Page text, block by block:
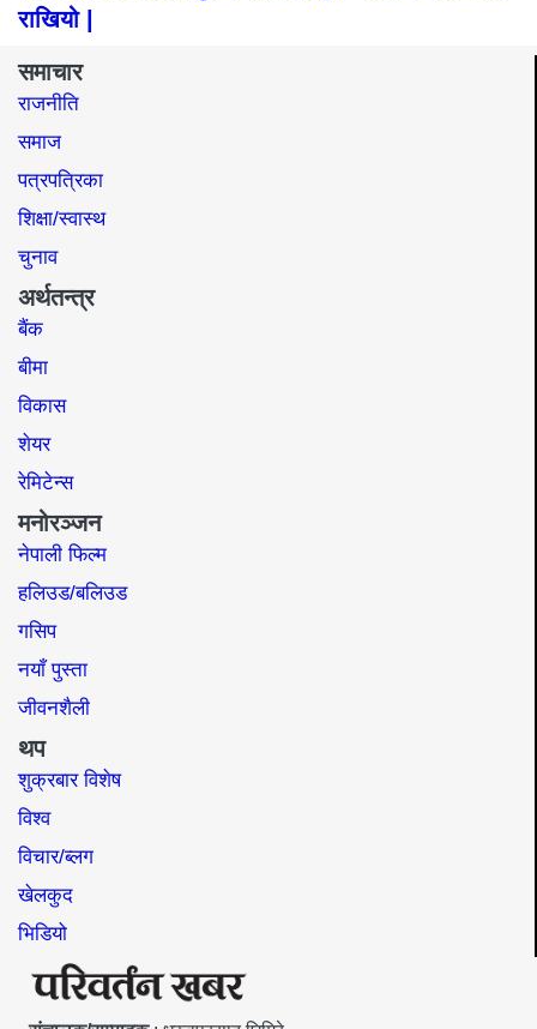
राखियो |
समाचार
राजनीति
समाज​
पत्रपत्रिका
शिक्षा/स्वास्थ
चुनाव
अर्थतन्त्र
बैंक
बीमा
विकास
शेयर
रेमिटेन्स
मनोरञ्जन
नेपाली फिल्म
हलिउड/बलिउड
गसिप
नयाँ पुस्ता
जीवनशैली
थप
शुक्रबार विशेष
विश्व
विचार/ब्लग
खेलकुद
भिडियो